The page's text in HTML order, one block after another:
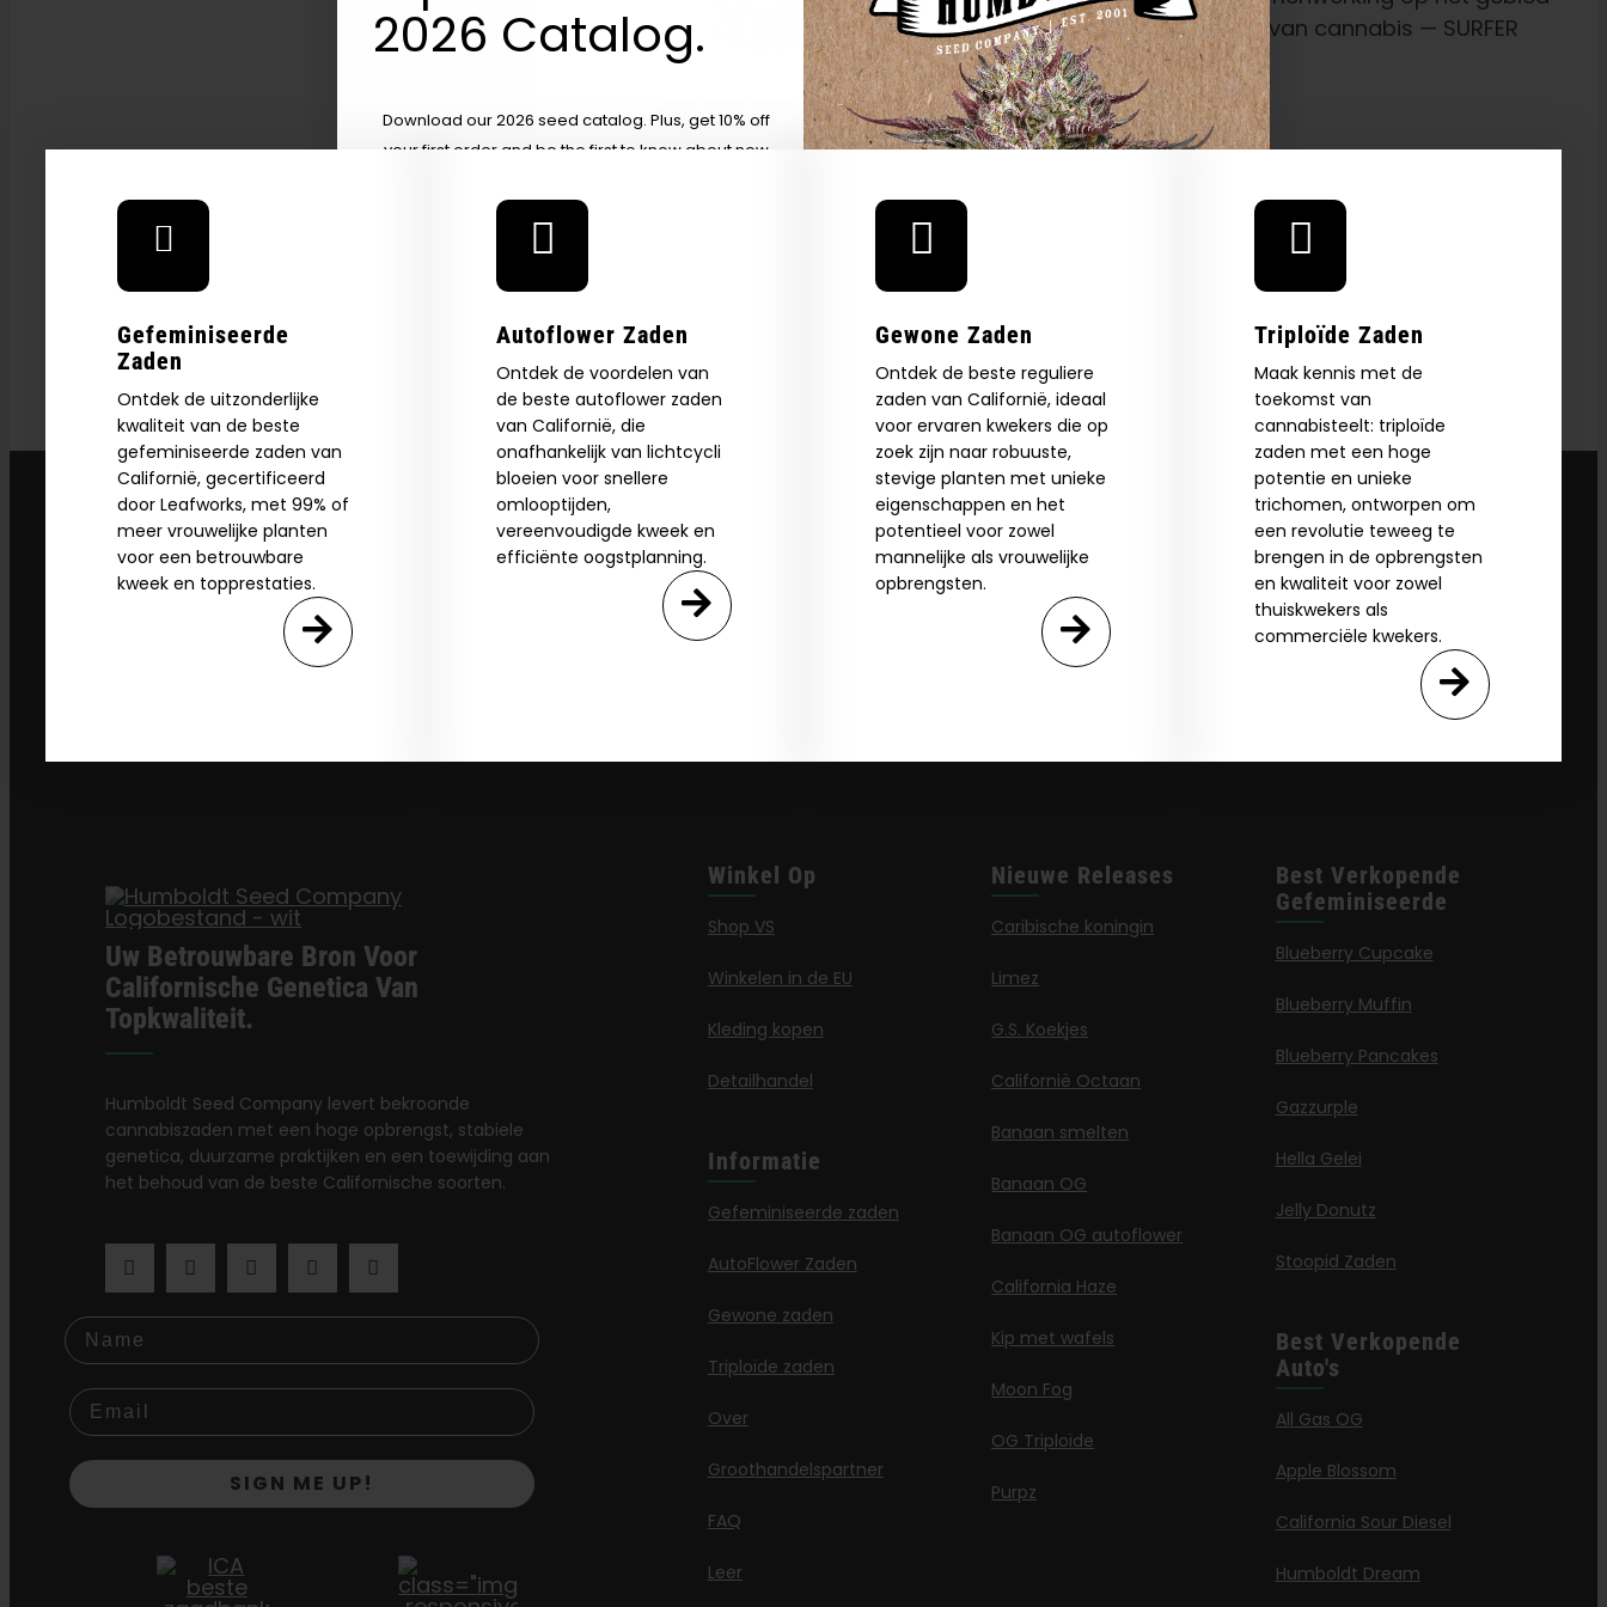
Traditionele Soort
Tegelijk — Honeysuckle
Op Het Gebied Van
Cannabis — SURFER
Gefeminiseerde
Zaden
Ontdek de uitzonderlijke
kwaliteit van de beste
gefeminiseerde zaden van
Californië, gecertificeerd
door Leafworks, met 99% of
meer vrouwelijke planten
voor een betrouwbare
kweek en topprestaties.
Autoflower Zaden
Ontdek de voordelen van
de beste autoflower zaden
van Californië, die
onafhankelijk van lichtcycli
bloeien voor snellere
omlooptijden,
vereenvoudigde kweek en
efficiënte oogstplanning.
Gewone Zaden
Ontdek de beste reguliere
zaden van Californië, ideaal
voor ervaren kwekers die op
zoek zijn naar robuuste,
stevige planten met unieke
eigenschappen en het
potentieel voor zowel
mannelijke als vrouwelijke
opbrengsten.
Triploïde Zaden
Maak kennis met de
toekomst van
cannabisteelt: triploïde
zaden met een hoge
potentie en unieke
trichomen, ontworpen om
een revolutie teweeg te
brengen in de opbrengsten
en kwaliteit voor zowel
thuiskwekers als
commerciële kwekers.
Uw Betrouwbare Bron Voor
Californische Genetica Van
Topkwaliteit.
Humboldt Seed Company levert bekroonde
cannabiszaden met een hoge opbrengst, stabiele
genetica, duurzame praktijken en een toewijding aan
het behoud van de beste Californische soorten.
Name
SIGN ME UP!
Winkel Op
Shop VS
Winkelen in de EU
Kleding kopen
Detailhandel
Informatie
Gefeminiseerde zaden
AutoFlower Zaden
Gewone zaden
Triploïde zaden
Over
Groothandelspartner
FAQ
Leer
Nieuwe Releases
Caribische koningin
Limez
G.S. Koekjes
Californië Octaan
Banaan smelten
Banaan OG
Banaan OG autoflower
California Haze
Kip met wafels
Moon Fog
OG Triploïde
Purpz
Best Verkopende
Gefeminiseerde
Blueberry Cupcake
Blueberry Muffin
Blueberry Pancakes
Gazzurple
Hella Gelei
Jelly Donutz
Stoopid Zaden
Best Verkopende
Auto's
All Gas OG
Apple Blossom
California Sour Diesel
Humboldt Dream
Are You Aged 18 Or Over?
I accept cookie settings and privacy policy
By clicking AGREE & ENTER, you confirm you are 18
2026 Catalog.
Download our 2026 seed catalog. Plus, get 10% off
your first order and be the first to know about new
*Our Site is For Users 21+ by Entering You Are Confirming You're 21+
SIGN ME UP!
NO, THANKS